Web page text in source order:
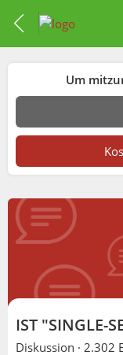
Um
IST "SINGLE-
Diskussion · 2.302